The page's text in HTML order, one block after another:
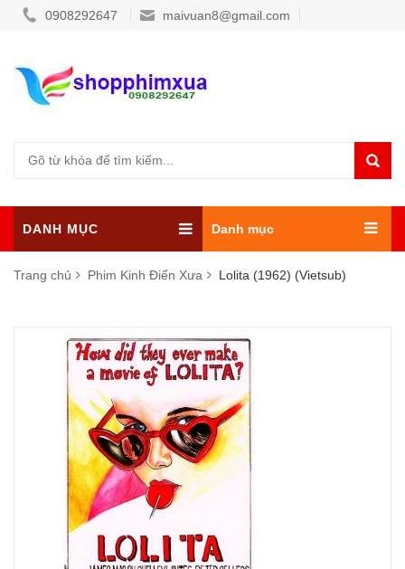
0908292647 maivuan8@gmail.com
DANH MỤC Danh mục
Trang chủ Phim Kinh Điển Xưa Lolita (1962) (Vietsub)